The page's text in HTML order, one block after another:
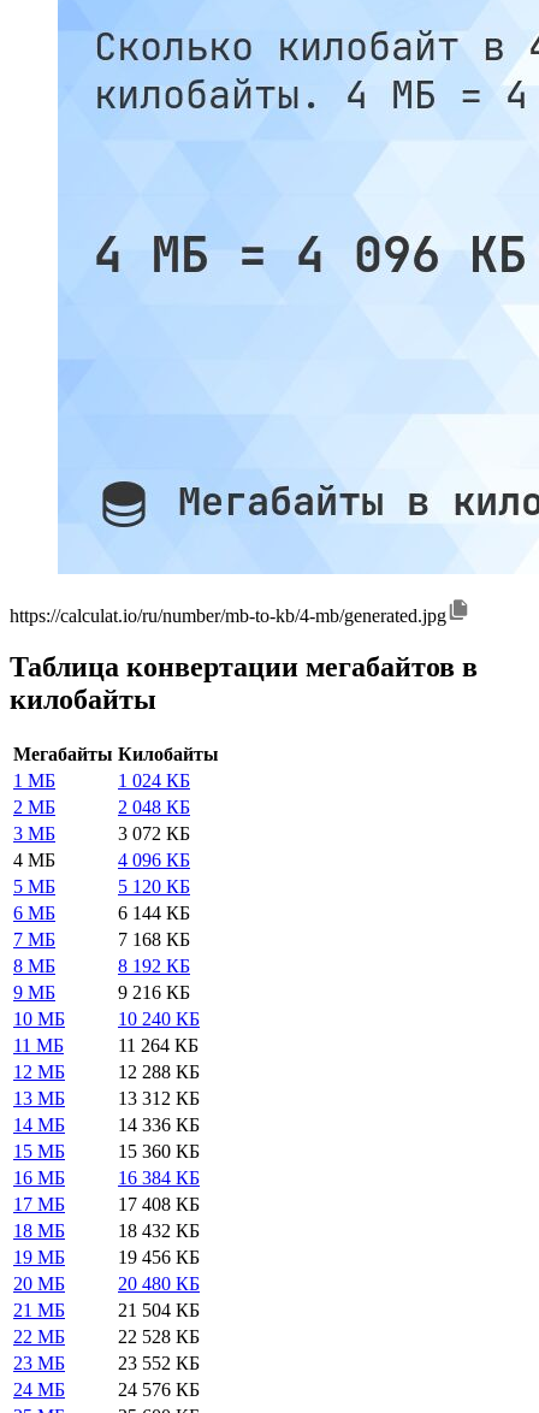
https://calculat.io/ru/number/mb-to-kb/4-mb/generated.jpg
Таблица конвертации мегабайтов в
килобайты
Мегабайты Килобайты
1 МБ
1 024 КБ
2 МБ
2 048 КБ
3 МБ
3 072 КБ
4 МБ
4 096 КБ
5 МБ
5 120 КБ
6 МБ
6 144 КБ
7 МБ
7 168 КБ
8 МБ
8 192 КБ
9 МБ
9 216 КБ
10 МБ
10 240 КБ
11 МБ
11 264 КБ
12 МБ
12 288 КБ
13 МБ
13 312 КБ
14 МБ
14 336 КБ
15 МБ
15 360 КБ
16 МБ
16 384 КБ
17 МБ
17 408 КБ
18 МБ
18 432 КБ
19 МБ
19 456 КБ
20 МБ
20 480 КБ
21 МБ
21 504 КБ
22 МБ
22 528 КБ
23 МБ
23 552 КБ
24 МБ
24 576 КБ